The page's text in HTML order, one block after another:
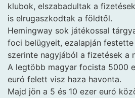
klubok, elszabadultak a
is elrugaszkodtak a földtől.
Hemingway sok játékossal
foci belügyeit, ezalapján
szerinte nagyjából a fizetések a
A legtöbb magyar focista 5000
euró felett visz haza havonta.
Majd jön a 5 és 10 ezer euró